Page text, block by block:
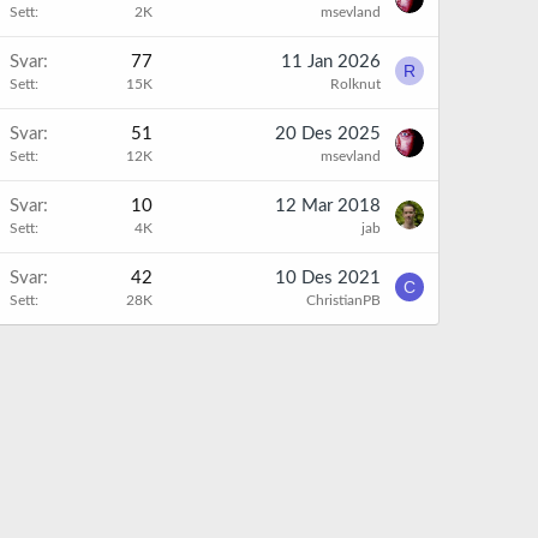
Sett 2K msevland
Svar 77
Sett 15K
11 Jan 2026
Rolknut
R
Svar 51
Sett 12K
20 Des 2025
msevland
Svar 10
Sett 4K
12 Mar 2018
jab
Svar 42
Sett 28K
10 Des 2021
ChristianPB
C